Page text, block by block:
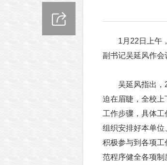
1月22日上午，
副书记吴延风作会
吴延风指出，
迫在眉睫，全校
工作步骤，具体
组织安排好本单
积极参与到各项
范程序健全各项制